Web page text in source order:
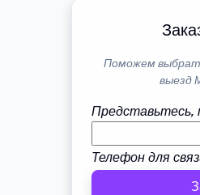
Поможем
выезд
Представьтесь,
Телефон для